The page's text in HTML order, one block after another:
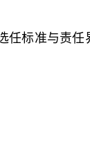
任标准与责